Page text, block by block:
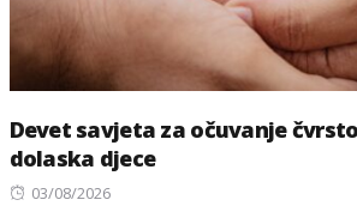
Devet savjeta za očuvanje
dolaska djece
Posted
03/08/2026